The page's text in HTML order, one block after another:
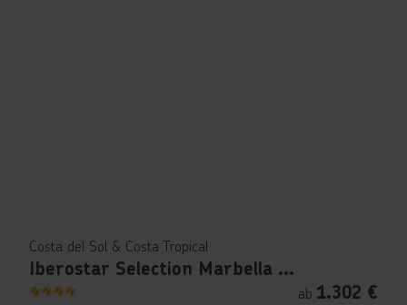
Costa del Sol & Costa Tropical
Iberostar Selection Marbella Coral Beach
ab 1.302 €